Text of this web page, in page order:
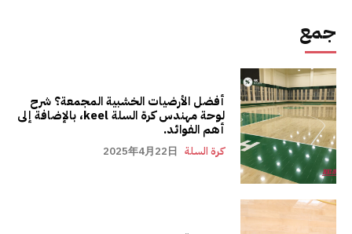
جمع
أفضل الأرضيات الخشبية المجمعة؟ شرح
لوحة مهندس كرة السلة keel، بالإضافة إلى
أهم الفوائد.
كرة السلة 2025年4月22日